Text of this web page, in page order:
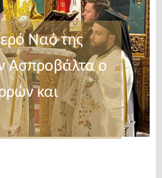
Ναό της
Ασπροβάλτα ο
και